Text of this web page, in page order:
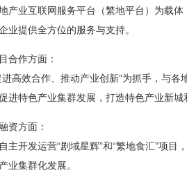
产业互联网服务平台（繁地平台）为载
业提供全方位的服务与支持。
合作方面：
进高效合作、推动产业创新”为抓手，与
进特色产业集群发展，打造特色产业新城
资方面：
主开发运营“剧域星辉”和“繁地食汇”项
业集群化发展。